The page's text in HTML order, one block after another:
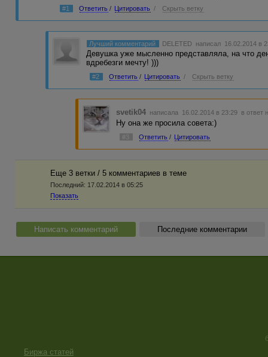
#1 Ответить / Цитировать / Скрыть ветку
Лучший комментарий DELETED написал 16.02.2014 в
Девушка уже мысленно представляла, на что
вдребезги мечту! )))
#2 Ответить / Цитировать / Скрыть ветку
svetik04 написала 16.02.2014 в 23:29 в ответ
Ну она же просила совета:)
#3 Ответить / Цитировать
Еще 3 ветки / 5 комментариев в темe
Последний: 17.02.2014 в 05:25
Показать
Написать комментарий Последние комментарии
Биржа статей